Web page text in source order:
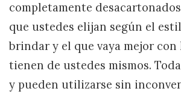
completamente
que ustedes elijan según el
brindar y el que vaya mejor con
tienen de ustedes mismos.
y pueden utilizarse sin